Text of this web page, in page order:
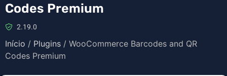
Codes Premium
2.19.0
Início / Plugins / WooCommerce Barcodes and QR
Codes Premium